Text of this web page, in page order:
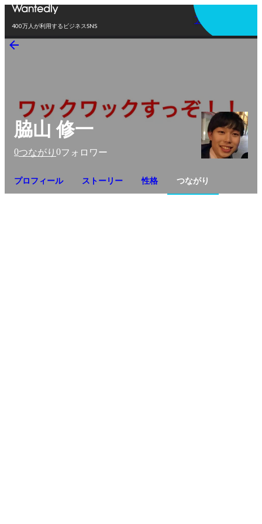
400万人が利用するビジネスSNS
アプリを使う
脇山 修一
0つながり 0フォロワー
プロフィール ストーリー 性格 つながり